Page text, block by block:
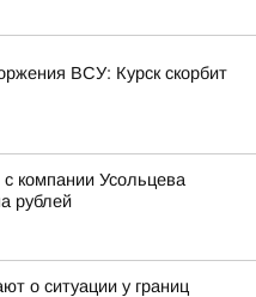
ВСУ: Курск скорбит
компании Усольцева
рублей
о ситуации у границ